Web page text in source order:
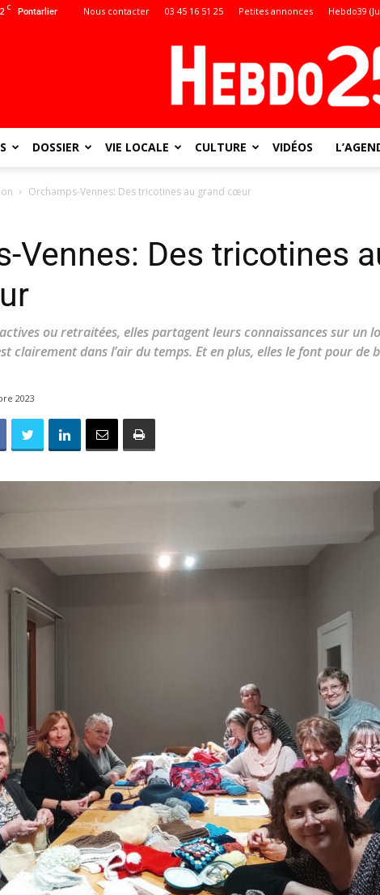
C Pontarlier Nous contacter 03 45 16 51 25 Petites annonces Hebdo39
:
Hebdo25
DOSSIER VIE LOCALE CULTURE VIDÉOS
Orchamps-Vennes: Des tricotines au grand cœur
Vennes: Des tricotines
ou retraitées, elles partagent leurs connaissances sur un
clairement dans l’air du temps. Et en plus, elles le font pour de
2023